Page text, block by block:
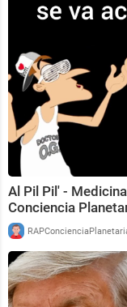
Al Pil Pil' -
Conciencia